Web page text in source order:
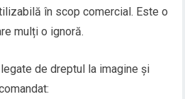
în scop comercial. Este o
mulți o ignoră.
de dreptul la imagine și